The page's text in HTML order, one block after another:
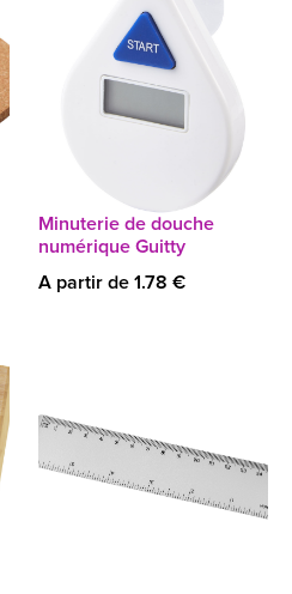
Minuterie de douche
numérique Guitty
A partir de 1.78 €